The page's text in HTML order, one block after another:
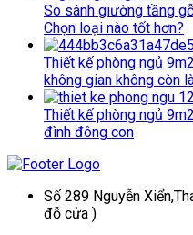
So sánh giường tầng
Chọn loại nào tốt hơn?
Thiết kế phòng ngủ
không gian không còn
Thiết kế phòng ngủ
đình đông con
Số 289 Nguyễn
đỗ cửa )